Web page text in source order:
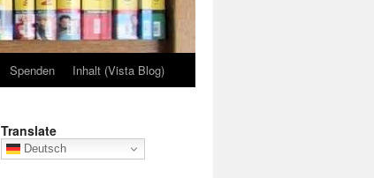
Spenden Inhalt (Vista Blog)
Translate
Deutsch